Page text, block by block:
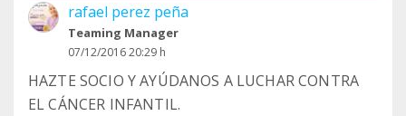
rafael perez peña
Teaming Manager
07/12/2016 20:29 h
HAZTE SOCIO Y AYÚDANOS A LUCHAR CONTRA
EL CÁNCER INFANTIL.